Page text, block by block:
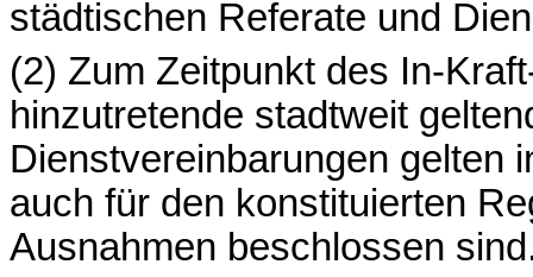
städtischen Referate und
(2) Zum Zeitpunkt des In-
hinzutretende stadtweit
Dienstvereinbarungen gelten
auch für den konstituierten
Ausnahmen beschlossen